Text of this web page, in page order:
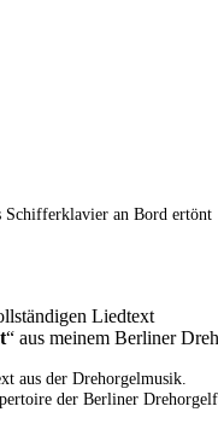
Schifferklavier an Bord ertönt
Liedtext
“ aus meinem Berliner
aus der Drehorgelmusik.
der Berliner